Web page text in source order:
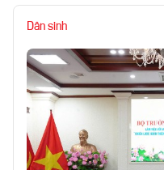
Dân sinh